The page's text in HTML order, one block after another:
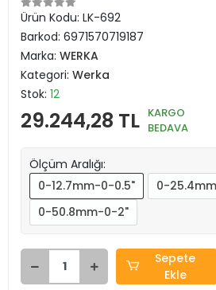
Ürün Kodu: LK-692
Barkod: 6971570719187
Marka: WERKA
Kategori: Werka
Stok: 12
29.244,28 TL KARGO
BEDAVA
Ölçüm Aralığı:
0-12.7mm-0-0.5"
0-
0-50.8mm-0-2"
Sepete
Ekle